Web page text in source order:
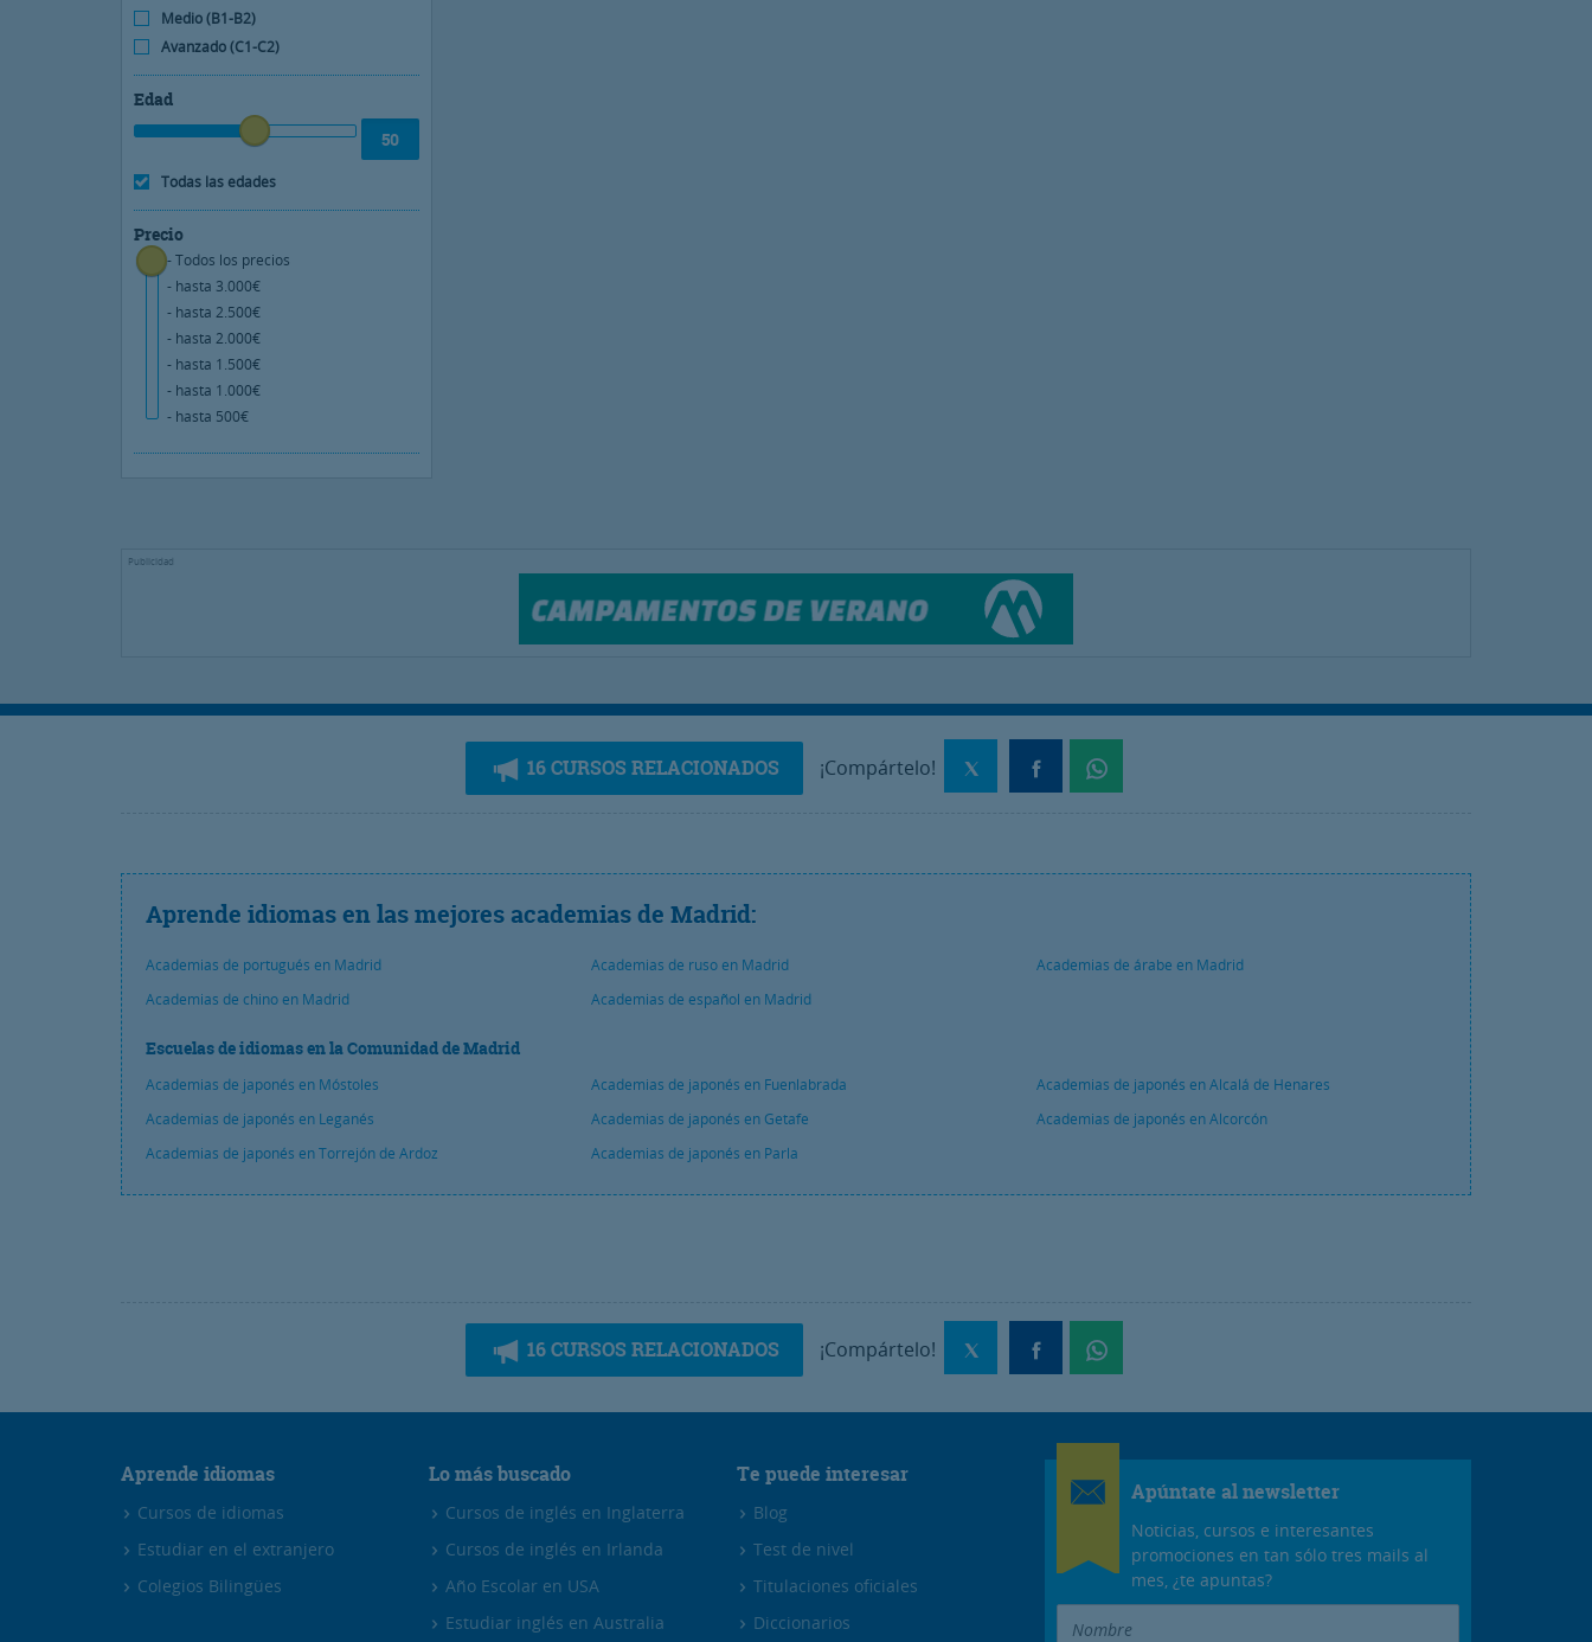
Medio (B1-B2)
Avanzado (C1-C2)
Edad
Todas las edades
Precio
- Todos los precios
- hasta 3.000€
- hasta 2.500€
- hasta 2.000€
- hasta 1.500€
- hasta 1.000€
- hasta 500€
Publicidad
16 CURSOS RELACIONADOS ¡Compártelo!
Aprende idiomas en las mejores academias de Madrid:
Academias de portugués en Madrid Academias de ruso en Madrid
Academias de árabe en Madrid
Academias de chino en Madrid
Academias de español en Madrid
Escuelas de idiomas en la Comunidad de Madrid
Academias de japonés en Móstoles Academias de japonés en Fuenlabrada
Academias de japonés en Alcalá de Henares
Academias de japonés en Leganés
Academias de japonés en Getafe
Academias de japonés en Alcorcón
Academias de japonés en Torrejón de Ardoz
Academias de japonés en Parla
16 CURSOS RELACIONADOS ¡Compártelo!
Aprende idiomas
Cursos de idiomas
Estudiar en el extranjero
Colegios Bilingües
Lo más buscado
Cursos de inglés en Inglaterra
Cursos de inglés en Irlanda
Año Escolar en USA
Estudiar inglés en Australia
Te puede interesar
Blog
Test de nivel
Titulaciones oficiales
Diccionarios
Apúntate al newsletter
Noticias, cursos e interesantes
promociones en tan sólo tres mails al
mes, ¿te apuntas?